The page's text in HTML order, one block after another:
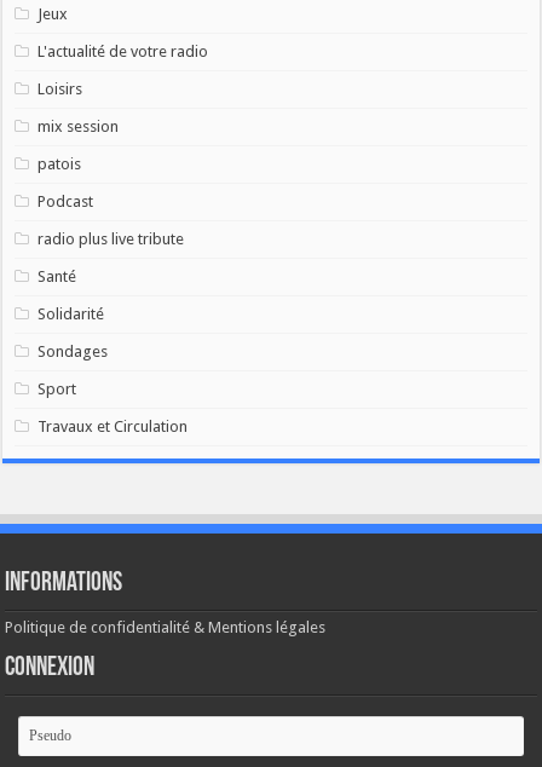
Jeux
L'actualité de votre radio
Loisirs
mix session
patois
Podcast
radio plus live tribute
Santé
Solidarité
Sondages
Sport
Travaux et Circulation
Informations
Politique de confidentialité & Mentions légales
Connexion